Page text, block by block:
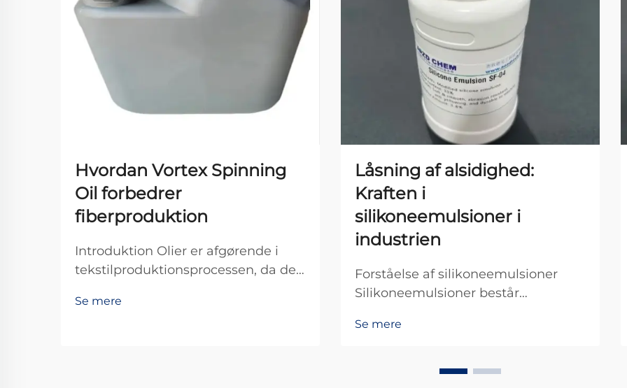
Hvordan Vortex Spinning
Oil forbedrer
fiberproduktion
Introduktion Olier er afgørende i
tekstilproduktionsprocessen, da de
jævnt gennem maskinerne og
Se mere
Låsning af alsidighed:
Kraften i
silikoneemulsioner i
industrien
Forståelse af silikoneemulsioner
Silikoneemulsioner består
blandet med vand, hvilket gør dem
industrier. Vi finder disse emulsioner
Se mere